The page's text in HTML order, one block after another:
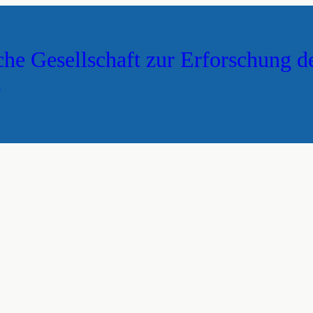
Gesellschaft zur Erforschung